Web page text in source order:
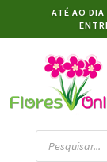
ATÉ AO
Products
search